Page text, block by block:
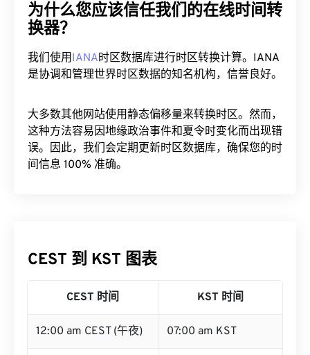
为什么您应该信任我们的在线时间转
换器？
我们使用IANA时区数据库进行时区转换计算。IANA
是协调和管理世界时区数据的知名机构，信誉良好。
大多数其他网站使用静态偏移量来转换时区。然而，
这种方法容易因地缘政治事件和夏令时变化而出现错
误。因此，我们会定期更新时区数据库，确保您的时
间信息 100% 准确。
CEST 到 KST 图表
CEST 时间 KST 时间
12:00 am CEST (午夜) 07:00 am KST